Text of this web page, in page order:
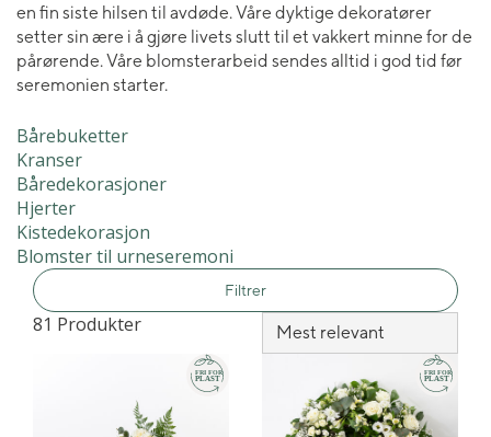
en fin siste hilsen til avdøde. Våre dyktige dekoratører
setter sin ære i å gjøre livets slutt til et vakkert minne for de
pårørende. Våre blomsterarbeid sendes alltid i god tid før
seremonien starter.
Bårebuketter
Kranser
Båredekorasjoner
Hjerter
Kistedekorasjon
Blomster til urneseremoni
Filtrer
81 Produkter